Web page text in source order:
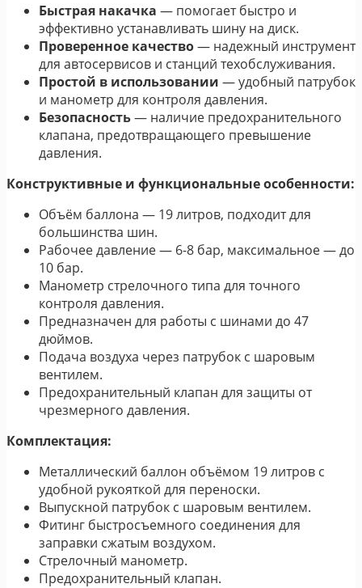
Быстрая накачка — помогает быстро и
эффективно устанавливать шину на диск.
Проверенное качество— надежный инструмент
для автосервисов и станций техобслуживания.
Простой в использовании — удобный патрубок
и манометр для контроля давления.
Безопасность— наличие предохранительного
клапана, предотвращающего превышение
давления.
Конструктивные и функциональные особенности:
Объём баллона — 19 литров, подходит для
большинства шин.
Рабочее давление — 6-8 бар, максимальное — до
10 бар.
Манометр стрелочного типа для точного
контроля давления.
Предназначен для работы с шинами до 47
дюймов.
Подача воздуха через патрубок с шаровым
вентилем.
Предохранительный клапан для защиты от
чрезмерного давления.
Комплектация:
Металлический баллон объёмом 19 литров с
удобной рукояткой для переноски.
Выпускной патрубок с шаровым вентилем.
Фитинг быстросъемного соединения для
заправки сжатым воздухом.
Стрелочный манометр.
Предохранительный клапан.